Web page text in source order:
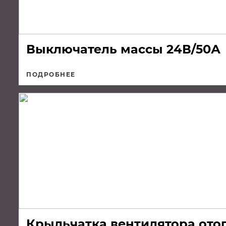
Выключатель массы 24В/50А
ПОДРОБНЕЕ